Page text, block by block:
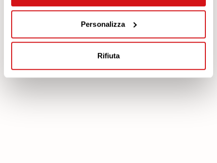
Personalizza
Rifiuta
Codice etico
Whistleblowing